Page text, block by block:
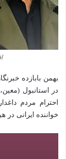
در استانبول
احترام مردم
خواننده ایرانی در